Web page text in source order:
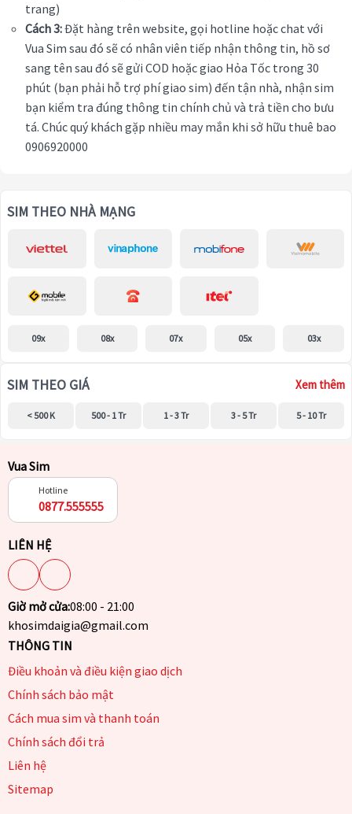
trang)
Cách 3:Đặt hàng trên website, gọi hotline hoặc chat với
Vua Sim sau đó sẽ có nhân viên tiếp nhận thông tin, hồ sơ
sang tên sau đó sẽ gửi COD hoặc giao Hỏa Tốc trong 30
phút (bạn phải hỗ trợ phí giao sim) đến tận nhà, nhận sim
bạn kiểm tra đúng thông tin chính chủ và trả tiền cho bưu
tá. Chúc quý khách gặp nhiều may mắn khi sở hữu thuê bao
0906920000
SIM THEO NHÀ MẠNG
09x 08x 07x 05x 03x
SIM THEO GIÁ Xem thêm
< 500 K 500 - 1 Tr 1 - 3 Tr 3 - 5 Tr 5 - 10 Tr
Vua Sim
Hotline
0877.555555
LIÊN HỆ
Giờ mở cửa:08:00 - 21:00
khosimdaigia@gmail.com
THÔNG TIN
Điều khoản và điều kiện giao dịch
Chính sách bảo mật
Cách mua sim và thanh toán
Chính sách đổi trả
Liên hệ
Sitemap